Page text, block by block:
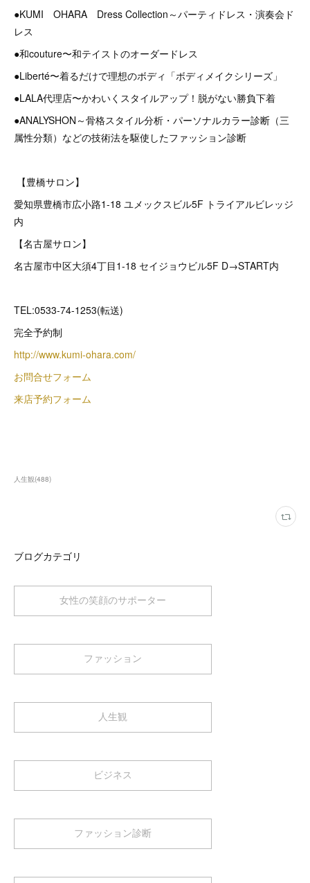
●KUMI OHARA Dress Collection～パーティドレス・演奏会ド
レス
●和couture〜和テイストのオーダードレス
●Liberté〜着るだけで理想のボディ「ボディメイクシリーズ」
●LALA代理店〜かわいくスタイルアップ！脱がない勝負下着
●ANALYSHON～骨格スタイル分析・パーソナルカラー診断（三
属性分類）などの技術法を駆使したファッション診断
【豊橋サロン】
愛知県豊橋市広小路1-18 ユメックスビル5F トライアルビレッジ
内
【名古屋サロン】
名古屋市中区大須4丁目1-18 セイジョウビル5F D→START内
TEL:0533-74-1253(転送)
完全予約制
http://www.kumi-ohara.com/
お問合せフォーム
来店予約フォーム
人生観(488)
ブログカテゴリ
女性の笑顔のサポーター
ファッション
人生観
ビジネス
ファッション診断